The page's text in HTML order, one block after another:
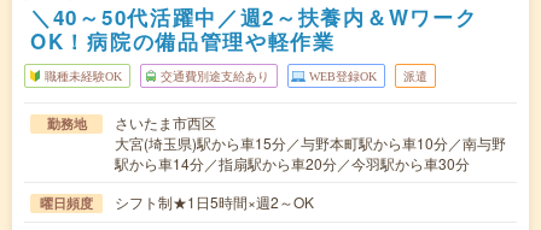
＼40～50代活躍中／週2～扶養内＆Wワーク
OK！病院の備品管理や軽作業
職種未経験OK 交通費別途支給あり WEB登録OK 派遣
勤務地
さいたま市西区
大宮(埼玉県)駅から車15分／与野本町駅から車10分／南与野
駅から車14分／指扇駅から車20分／今羽駅から車30分
曜日頻度 シフト制★1日5時間×週2～OK